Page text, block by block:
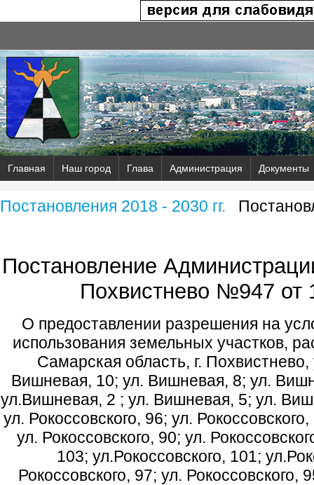
Главная Наш город Глава Администрация Документы
Постановления 2018 - 2030 гг.
Постановление
Похвистнево №947 от
О предоставлении разрешения на
использования земельных участков,
Самарская область, г.
Вишневая, 10; ул. Вишневая, 8; ул.
ул.Вишневая, 2 ; ул. Вишневая, 5; ул.
ул. Рокоссовского, 96; ул.
ул. Рокоссовского, 90; ул.
103; ул.Рокоссовского, 101;
Рокоссовского, 97; ул. Рокоссовского,